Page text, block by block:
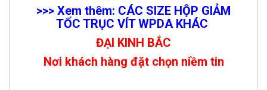
>>> Xem thêm: CÁC SIZE HỘP GIẢM
TỐC TRỤC VÍT WPDA KHÁC
ĐẠI KINH BẮC
Nơi khách hàng đặt chọn niềm tin